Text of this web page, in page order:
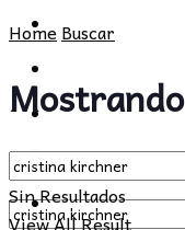
CULTURA
OPINIÓN
PROVINCIA
SOCIEDAD
CULTURA
OPINIÓN
HomeBuscar
Sin Resultados
View All Result